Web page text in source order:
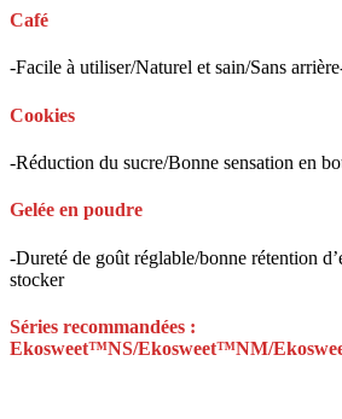
Café
-Facile à utiliser/Naturel et sain/Sans
Cookies
-Réduction du sucre/Bonne sensation en
Gelée en poudre
-Dureté de goût réglable/bonne rétention
stocker
Séries recommandées :
Ekosweet™NS/Ekosweet™NM/